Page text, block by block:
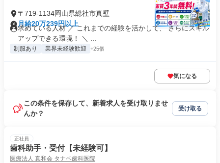
〒719-1134岡山県総社市真壁
月給20万239円以上
求めている人材 ／ これまでの経験を活かして、 さらにスキル
アップできる環境！ ＼ ...
制服あり 業界未経験歓迎 +25個
気になる
この条件を保存して、新着求人を受け取りませ
んか？
受け取る
正社員
歯科助手・受付【未経験可】
医療法人 真和会 タナベ歯科医院